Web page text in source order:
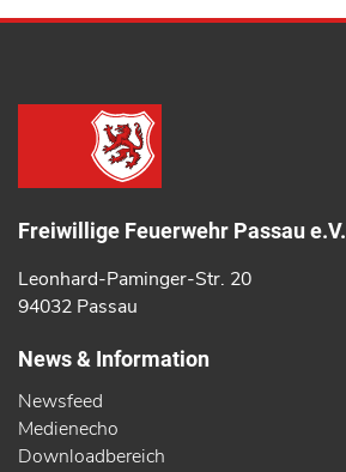
Freiwillige Feuerwehr Passau e.V.
Leonhard-Paminger-Str. 20
94032 Passau
News & Information
Newsfeed
Medienecho
Downloadbereich